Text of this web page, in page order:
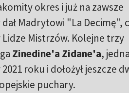
okres i już na zawsze
Madrytowi "La Decimę",
Mistrzów. Kolejne trzy
Zinedine'a Zidane'a,
roku i dołożył jeszcze
puchary.